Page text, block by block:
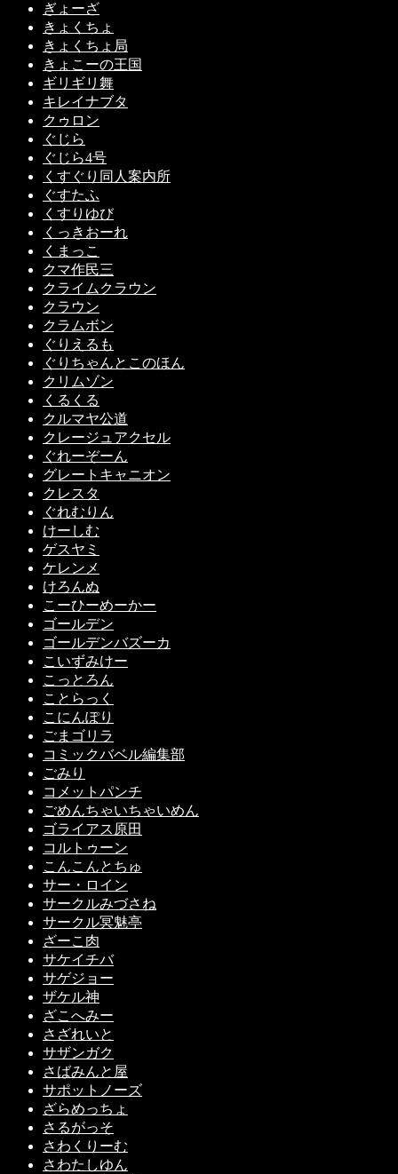
ぎょーざ
きょくちょ
きょくちょ局
きょこーの王国
ギリギリ舞
キレイナブタ
クゥロン
ぐじら
ぐじら4号
くすぐり同人案内所
ぐすたふ
くすりゆび
くっきおーれ
くまっこ
クマ作民三
クライムクラウン
クラウン
クラムボン
ぐりえるも
ぐりちゃんとこのほん
クリムゾン
くるくる
クルマヤ公道
クレージュアクセル
ぐれーぞーん
グレートキャニオン
クレスタ
ぐれむりん
けーしむ
ゲスヤミ
ケレンメ
けろんぬ
こーひーめーかー
ゴールデン
ゴールデンバズーカ
こいずみけー
こっとろん
ことらっく
こにんぽり
ごまゴリラ
コミックバベル編集部
ごみり
コメットパンチ
ごめんちゃいちゃいめん
ゴライアス原田
コルトゥーン
こんこんとちゅ
サー・ロイン
サークルみづさね
サークル冥魅亭
ざーこ肉
サケイチバ
サゲジョー
ザケル神
ざこへみー
さざれいと
サザンガク
さばみんと屋
サポットノーズ
ざらめっちょ
さるがっそ
さわくりーむ
さわたしゆん